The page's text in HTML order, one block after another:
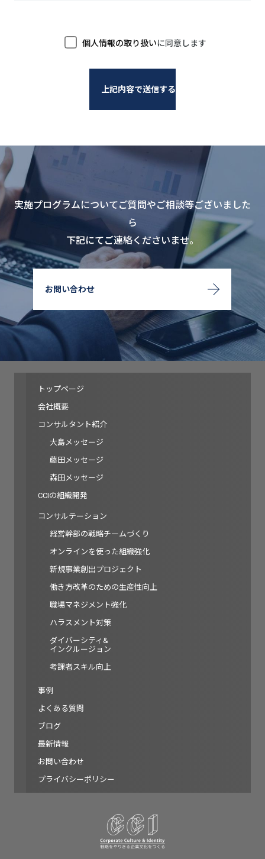
個人情報の取り扱いに同意します
実施プログラムについてご質問やご相談等ございました
ら
下記にてご連絡くださいませ。
お問い合わせ
トップページ
会社概要
コンサルタント紹介
大島メッセージ
藤田メッセージ
森田メッセージ
CCIの組織開発
コンサルテーション
経営幹部の戦略チームづくり
オンラインを使った組織強化
新規事業創出プロジェクト
働き方改革のための生産性向上
職場マネジメント強化
ハラスメント対策
ダイバーシティ&
インクルージョン
考課者スキル向上
事例
よくある質問
ブログ
最新情報
お問い合わせ
プライバシーポリシー